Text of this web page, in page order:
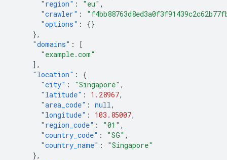
"region" : "eu" ,
"crawler" :
"options" :
{}
},
"domains" :
[
"example.com"
],
"location" :
{
"city" : "Singapore" ,
"latitude" : 1.28967,
"area_code" : null,
"longitude" : 103.85007,
"region_code" : "01" ,
"country_code" : "SG" ,
"country_name" :
"Singapore"
},